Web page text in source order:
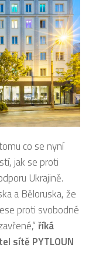
co se nyní
jak se proti
Ukrajině.
a Běloruska, že
proti svobodné
říká
sítě PYTLOUN